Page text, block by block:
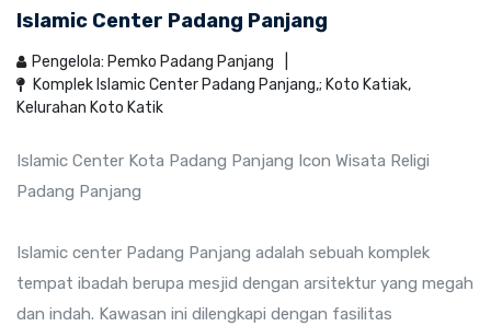
Islamic Center Padang Panjang
Pengelola: Pemko Padang Panjang
Komplek Islamic Center Padang Panjang,; Koto Katiak,
Kelurahan Koto Katik
Islamic Center Kota Padang Panjang Icon Wisata Religi
Padang Panjang
Islamic center Padang Panjang adalah sebuah komplek
tempat ibadah berupa mesjid dengan arsitektur yang megah
dan indah. Kawasan ini dilengkapi dengan fasilitas